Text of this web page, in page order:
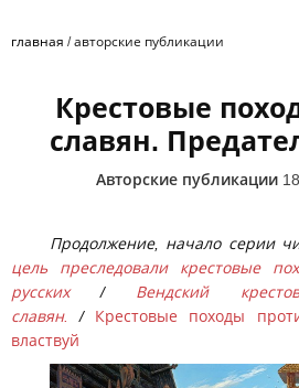
главная /авторские публикации
Крестовые
славян.
Авторские публикации
Продолжение, начало серии
цель преследовали крестовые
русских/ Вендский
славян.
/ Крестовые походы
властвуй